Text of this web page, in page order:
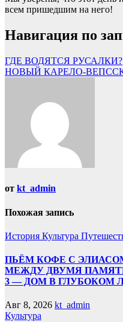
всем пришедшим на него!
Навигация по
ГДЕ ВОДЯТСЯ РУСАЛКИ?
НОВЫЙ КАРЕЛО-
от kt_admin
Похожая запись
История Культура
ПЬЁМ КОФЕ С
МЕЖДУ ДВУМЯ
3 — ДОМ В ГЛУБОКОМ
Авг 8, 2026 kt_admin
Культура